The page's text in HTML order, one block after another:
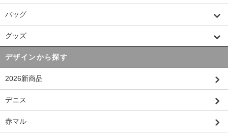
バッグ
グッズ
デザインから探す
2026新商品
デニス
赤マル